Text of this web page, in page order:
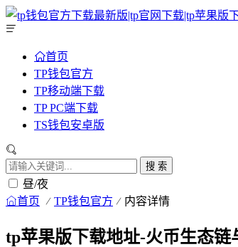
首页
TP钱包官方
TP移动端下载
TP PC端下载
TS钱包安卓版
搜 索
昼/夜
首页 TP钱包官方 内容详情
tp苹果版下载地址-火币生态